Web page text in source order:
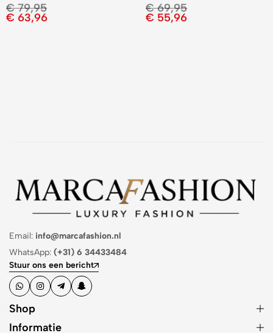
€79,95
€ 63,96
€69,95
€ 55,96
Email: info@marcafashion.nl
WhatsApp: (+31) 6 34433484
Stuur ons een bericht
Shop
Informatie